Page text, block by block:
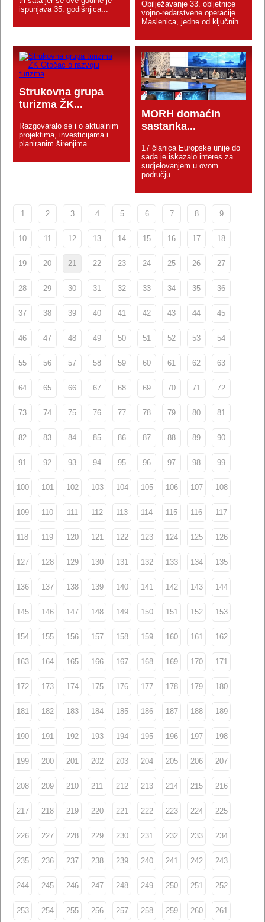
ispunjava 35. godišnjica...
Obilježavanje 33. obljetnice
vojno-redarstvene operacije
Maslenica, jedne od ključnih...
Strukovna grupa
turizma ŽK...
Razgovaralo se i o aktualnim
projektima, investicijama i
planiranim širenjima...
MORH domaćin
sastanka...
17 članica Europske unije do
sada je iskazalo interes za
sudjelovanjem u ovom
području...
1 2 3 4 5 6 7 8 9
10 11 12 13 14 15 16 17 18
19 20 21 22 23 24 25 26 27
28 29 30 31 32 33 34 35 36
37 38 39 40 41 42 43 44 45
46 47 48 49 50 51 52 53 54
55 56 57 58 59 60 61 62 63
64 65 66 67 68 69 70 71 72
73 74 75 76 77 78 79 80 81
82 83 84 85 86 87 88 89 90
91 92 93 94 95 96 97 98 99
100 101 102 103 104 105 106 107 108
109 110 111 112 113 114 115 116 117
118 119 120 121 122 123 124 125 126
127 128 129 130 131 132 133 134 135
136 137 138 139 140 141 142 143 144
145 146 147 148 149 150 151 152 153
154 155 156 157 158 159 160 161 162
163 164 165 166 167 168 169 170 171
172 173 174 175 176 177 178 179 180
181 182 183 184 185 186 187 188 189
190 191 192 193 194 195 196 197 198
199 200 201 202 203 204 205 206 207
208 209 210 211 212 213 214 215 216
217 218 219 220 221 222 223 224 225
226 227 228 229 230 231 232 233 234
235 236 237 238 239 240 241 242 243
244 245 246 247 248 249 250 251 252
253 254 255 256 257 258 259 260 261